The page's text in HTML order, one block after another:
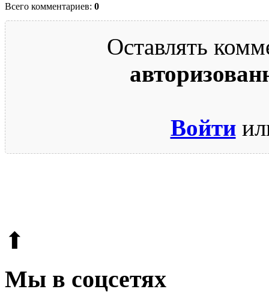
Всего комментариев: 0
Оставлять
Войти
⬆
Мы в соцсетях